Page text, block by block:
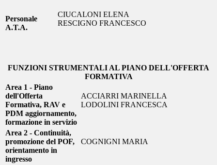
Personale
A.T.A.
CIUCALONI ELENA
RESCIGNO FRANCESCO
FUNZIONI STRUMENTALI AL PIANO DELL'OFFERTA
FORMATIVA
Area 1 - Piano
dell'Offerta
Formativa, RAV e
PDM aggiornamento,
formazione in servizio
ACCIARRI MARINELLA
LODOLINI FRANCESCA
Area 2 - Continuità,
promozione del POF,
orientamento in
ingresso
COGNIGNI MARIA